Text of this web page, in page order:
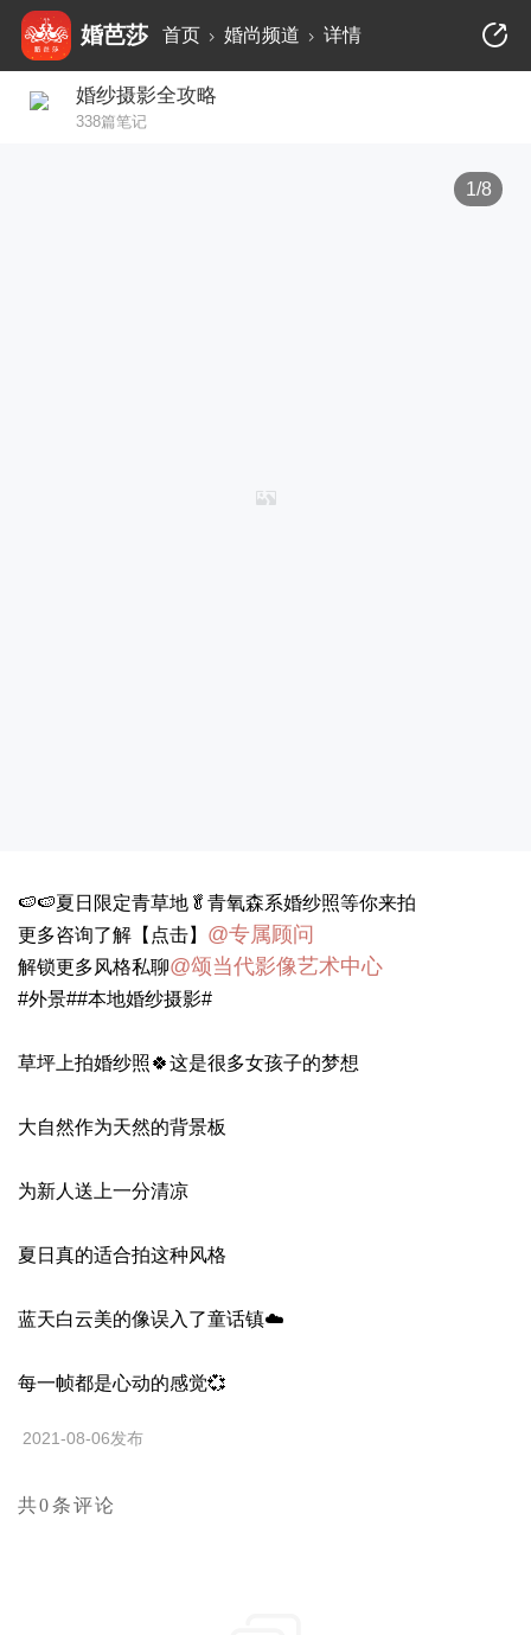
婚芭莎 首页 婚尚频道 详情
婚纱摄影全攻略
338篇笔记
1/8
🍉🍉夏日限定青草地🥬青氧森系婚纱照等你来拍
更多咨询了解【点击】 @专属顾问
解锁更多风格私聊@颂当代影像艺术中心
#外景##本地婚纱摄影#
草坪上拍婚纱照🍀这是很多女孩子的梦想
大自然作为天然的背景板
为新人送上一分清凉
夏日真的适合拍这种风格
蓝天白云美的像误入了童话镇☁️
每一帧都是心动的感觉💞
2021-08-06发布
共0条评论